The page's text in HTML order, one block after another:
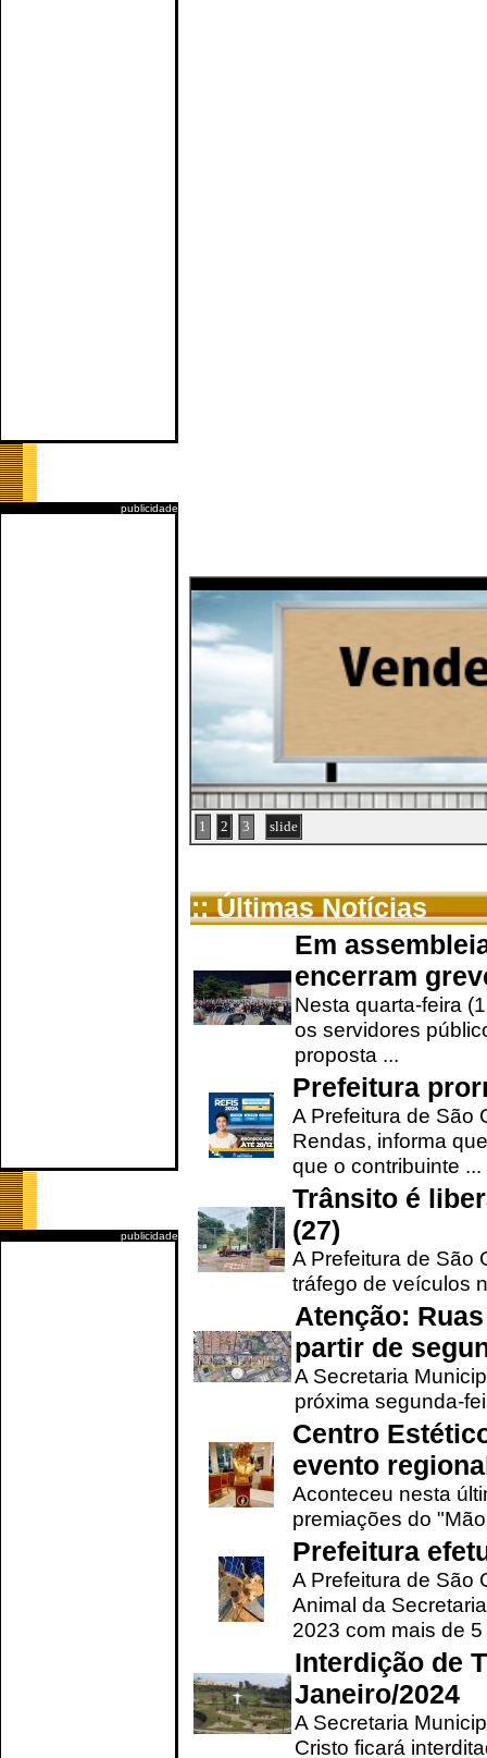
publicidade
publicidade
1 2 3 slide
:: Últimas Notícias
Em
encerram
Nesta quarta-feira
os servidores
proposta ...
Prefeitura
A Prefeitura de São
Rendas, informa
que o contribuinte ...
Trânsito é
(27)
A Prefeitura de São
tráfego de veículos
Atenção:
partir de
A Secretaria
próxima segunda-
Centro
evento
Aconteceu nesta
premiações do
Prefeitura
A Prefeitura de São
Animal da
2023 com mais de 5
Interdição de
Janeiro/2024
A Secretaria
Cristo ficará